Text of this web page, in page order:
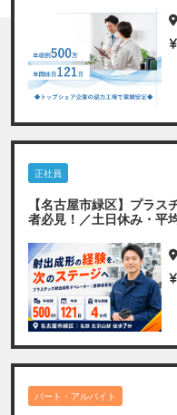
正社員
【名古屋市緑区】プラ
者必見！／土日休み・平
パート・アルバイト